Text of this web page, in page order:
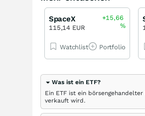
SpaceX
115,14 EUR
+15,66
%
Watchlist Portfolio
Was ist ein ETF?
Ein ETF ist ein
verkauft wird.